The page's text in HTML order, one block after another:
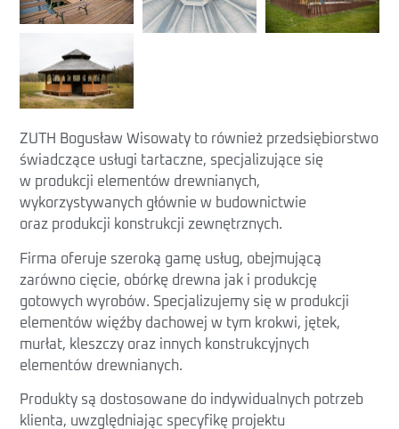
ZUTH Bogusław Wisowaty to również przedsiębiorstwo
świadczące usługi tartaczne, specjalizujące się
w produkcji elementów drewnianych,
wykorzystywanych głównie w budownictwie
oraz produkcji konstrukcji zewnętrznych.
Firma oferuje szeroką gamę usług, obejmującą
zarówno cięcie, obórkę drewna jak i produkcję
gotowych wyrobów. Specjalizujemy się w produkcji
elementów więźby dachowej w tym krokwi, jętek,
murłat, kleszczy oraz innych konstrukcyjnych
elementów drewnianych.
Produkty są dostosowane do indywidualnych potrzeb
klienta, uwzględniając specyfikę projektu